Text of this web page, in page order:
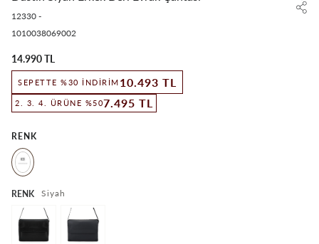
12330 -
1010038069002
14.990 TL
SEPETTE %30 İNDIRIM 10.493 TL
2. 3. 4. ÜRÜNE %507.495 TL
RENK
RENK Siyah